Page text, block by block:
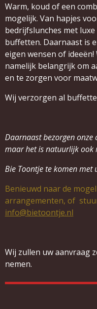
Warm, koud of een
mogelijk. Van hapjes
bedrijfslunches met
buffetten. Daarnaast is
eigen wensen of
namelijk belangrijk om
en te zorgen voor
Wij verzorgen al
Daarnaastbezorgen onze
maar het is natuurlijk ook
Bie Toontje te komen met
Benieuwd naar de
arrangementen, of
info@bietoontje.nl
Wij zullen uw aanvraag
nemen.